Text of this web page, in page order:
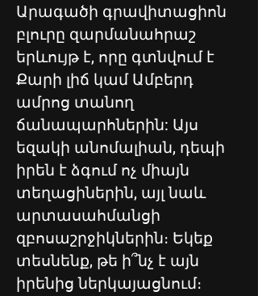
Արագածի գրավիտացիոն
բլուրը զարմանահրաշ
երևույթ է, որը գտնվում է
Քարի լիճ կամ Ամբերդ
ամրոց տանող
ճանապարհներին: Այս
եզակի անոմալիան, դեպի
իրեն է ձգում ոչ միայն
տեղացիներին, այլ նաև
արտասահմանցի
զբոսաշրջիկներին։ Եկեք
տեսնենք, թե ի՞նչ է այն
իրենից ներկայացնում։